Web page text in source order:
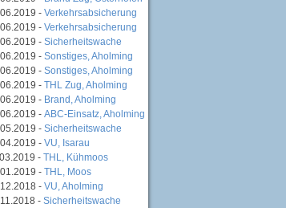
- Verkehrsabsicherung
- Verkehrsabsicherung
- Sicherheitswache
- Sonstiges, Aholming
- Sonstiges, Aholming
- THL Zug, Aholming
- Brand, Aholming
- ABC-Einsatz, Aholming
- Sicherheitswache
- VU, Isarau
- THL, Kühmoos
- THL, Moos
- VU, Aholming
- Sicherheitswache